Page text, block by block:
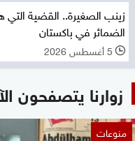
زينب الصغيرة.. القضية
الضمائر في باكستان
l 5 أغسطس 2026
زوارنا يتصفحون
منوعات